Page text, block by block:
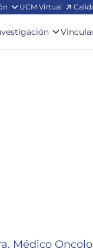
UCM Virtual
Médico